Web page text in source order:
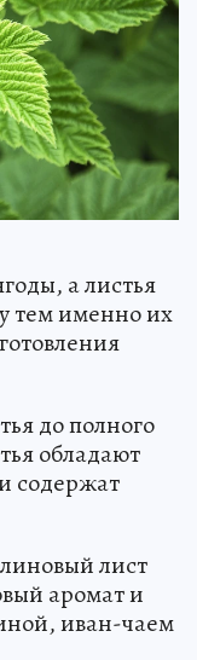
а листья
тем именно их
до полного
обладают
содержат
лист
аромат и
иван-чаем